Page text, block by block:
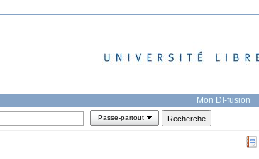
Mon DI-fusion
Passe-partout